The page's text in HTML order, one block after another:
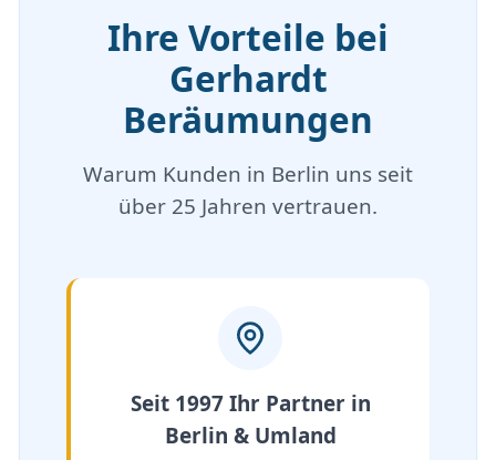
Ihre Vorteile bei
Gerhardt
Beräumungen
Warum Kunden in Berlin uns seit
über 25 Jahren vertrauen.
Seit 1997 Ihr Partner in
Berlin & Umland